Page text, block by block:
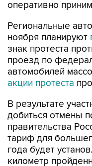
Региональные
знак протеста
проезд по
автомобилей
акции протеста
В результате
правительства
тариф для
года будет
километр
года до 31